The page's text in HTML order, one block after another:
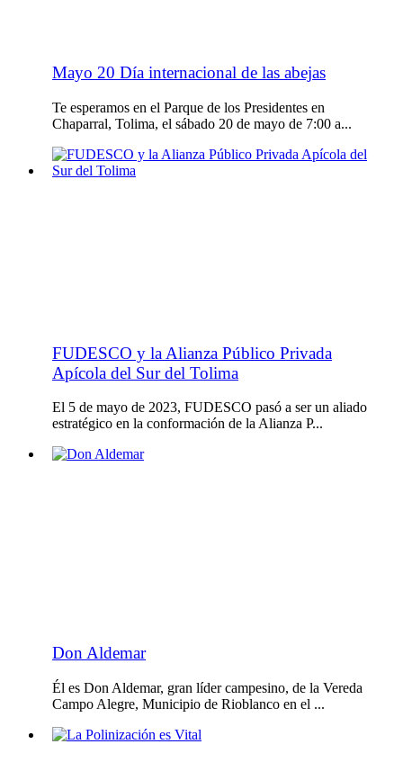
Mayo 20 Día internacional de las abejas
Te esperamos en el Parque de los Presidentes en
Chaparral, Tolima, el sábado 20 de mayo de 7:00 a...
FUDESCO y la Alianza Público Privada
Apícola del Sur del Tolima
El 5 de mayo de 2023, FUDESCO pasó a ser un aliado
estratégico en la conformación de la Alianza P...
Don Aldemar
Él es Don Aldemar, gran líder campesino, de la Vereda
Campo Alegre, Municipio de Rioblanco en el ...